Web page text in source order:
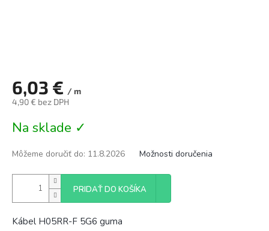
6,03 € / m
4,90 € bez DPH
cena:
Na sklade ✓
Môžeme doručiť do: 11.8.2026 Možnosti doručenia
PRIDAŤ DO KOŠÍKA
Kábel H05RR-F 5G6 guma